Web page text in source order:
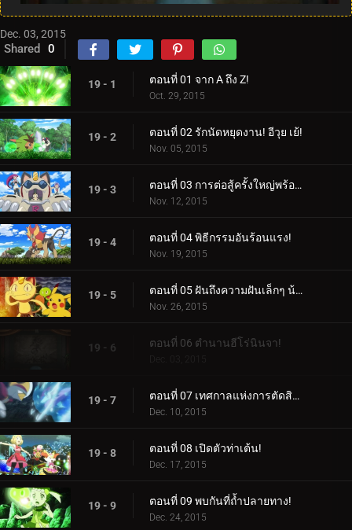
Dec. 03, 2015
Shared 0
19 - 1 ตอนที่ 01 จาก A ถึง Z!
Oct. 29, 2015
19 - 2 ตอนที่ 02 รักนัดหยุดงาน! อีวุย เย้!
Nov. 05, 2015
19 - 3 ตอนที่ 03 การต่อสู้ครั้งใหญ่พร้อมผลลัพธ์ที่ยิ่งใหญ่!
Nov. 12, 2015
19 - 4 ตอนที่ 04 พิธีกรรมอันร้อนแรง!
Nov. 19, 2015
19 - 5 ตอนที่ 05 ฝันถึงความฝันเล็กๆ น้อยๆ จากฉัน!
Nov. 26, 2015
19 - 6 ตอนที่ 06 ตำนานฮีโร่นินจา!
19 - 7 ตอนที่ 07 เทศกาลแห่งการตัดสินใจ!
Dec. 10, 2015
19 - 8 ตอนที่ 08 เปิดตัวท่าเต้น!
Dec. 17, 2015
19 - 9 ตอนที่ 09 พบกันที่ถ้ำปลายทาง!
Dec. 24, 2015